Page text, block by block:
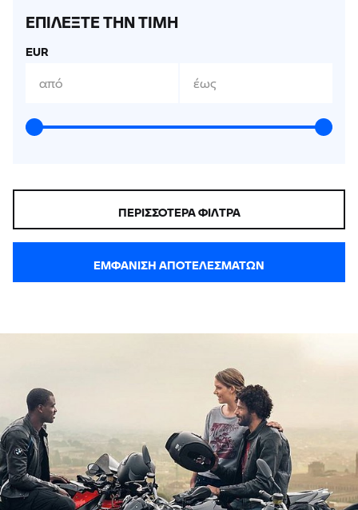
ΕΠΙΛΕΞΤΕ ΤΗΝ ΤΙΜΗ
EUR
από
έως
ΠΕΡΙΣΣΌΤΕΡΑ ΦΊΛΤΡΑ
ΕΜΦΆΝΙΣΗ ΑΠΟΤΕΛΕΣΜΆΤΩΝ